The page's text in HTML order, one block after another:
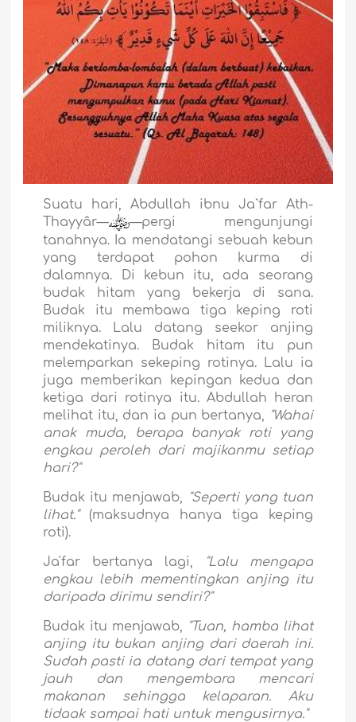
Suatu hari, Abdullah ibnu Ja`far
Ath-
Thayyâr—
—pergi mengunjungi
tanahnya. Ia mendatangi sebuah kebun
yang terdapat pohon kurma di
dalamnya. Di kebun itu, ada seorang
budak hitam yang bekerja di sana.
Budak itu membawa tiga keping roti
miliknya. Lalu datang seekor anjing
mendekatinya. Budak hitam itu pun
melemparkan sekeping rotinya. Lalu ia
juga memberikan kepingan kedua dan
ketiga dari rotinya itu. Abdullah heran
melihat itu, dan ia pun bertanya, "Wahai
anak muda, berapa banyak roti yang
engkau peroleh dari majikanmu setiap
hari?"
Budak itu menjawab,
"Seperti yang tuan
lihat."(maksudnya hanya tiga keping
roti).
Ja'far bertanya lagi,
"Lalu mengapa
engkau lebih mementingkan anjing itu
daripada dirimu sendiri?"
Budak itu menjawab, "Tuan, hamba lihat
anjing itu bukan anjing dari daerah ini.
Sudah pasti ia datang dari tempat yang
jauh dan mengembara mencari
makanan sehingga kelaparan. Aku
tidaak sampai hati untuk mengusirnya."